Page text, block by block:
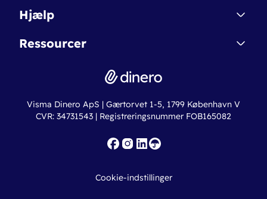
Betingelser & Sikkerhed
Nye funktioner
Dinero Starter
Dinero Pro
Erhvervslån
Fakturaskabeloner
Hjælp
Regnskabsordbogen
Online regnskabskurser
Ressourcer
Ny virksomhed
Iværksætterlegat
Visma Dinero ApS | Gærtorvet 1-5, 1799 København V
CVR: 34731543 | Registreringsnummer FOB165082
Cookie-indstillinger